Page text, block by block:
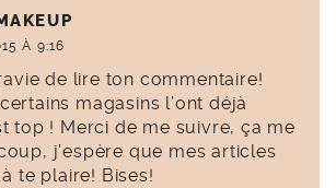
À 9:16
de lire ton commentaire!
magasins l’ont déjà
top ! Merci de me suivre, ça me
j’espère que mes articles
te plaire! Bises!